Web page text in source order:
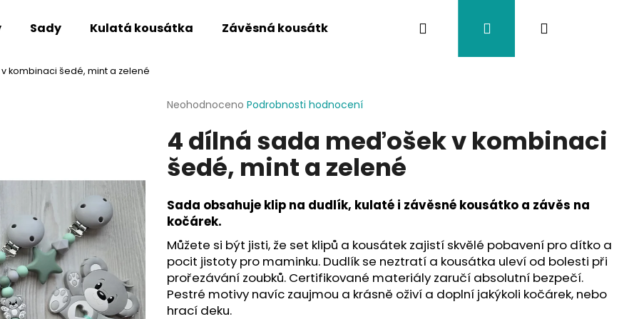
Sady Kulatá kousátka Závěsná kousátka Závěsy na kočárek Twistík kousátka
Hledat PřihlášeníNákupní
kombinaci šedé, mint a zelené
Průměrné
produktu
je
0,0
z
hvězdiček.
Neohodnoceno Podrobnosti hodnocení
4 dílná sada meďošek v kombinaci
šedé, mint a zelené
Sada obsahuje klip na dudlík, kulaté i závěsné kousátko a závěs na
kočárek.
Můžete si být jisti, že set klipů a kousátek zajistí skvělé pobavení pro dítko a
pocit jistoty pro maminku. Dudlík se neztratí a kousátka uleví od bolesti při
prořezávání zoubků. Certifikované materiály zaručí absolutní bezpečí.
Pestré motivy navíc zaujmou a krásně oživí a doplní jakýkoli kočárek, nebo
hrací deku.
Co potřebujete najít?
HLEDAT
Doporučujeme